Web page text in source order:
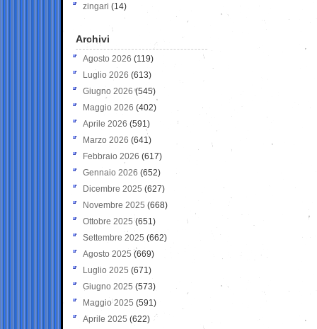
zingari (14)
Archivi
Agosto 2026 (119)
Luglio 2026 (613)
Giugno 2026 (545)
Maggio 2026 (402)
Aprile 2026 (591)
Marzo 2026 (641)
Febbraio 2026 (617)
Gennaio 2026 (652)
Dicembre 2025 (627)
Novembre 2025 (668)
Ottobre 2025 (651)
Settembre 2025 (662)
Agosto 2025 (669)
Luglio 2025 (671)
Giugno 2025 (573)
Maggio 2025 (591)
Aprile 2025 (622)